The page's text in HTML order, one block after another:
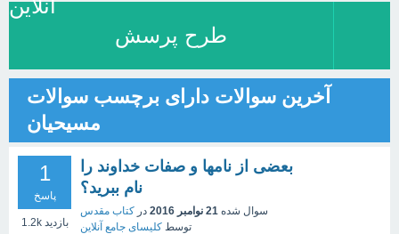
طرح پرسش
آخرین سوالات دارای برچسب سوالات
مسیحیان
1
پاسخ
1.2k بازدید
بعضی از نامها و صفات خداوند را
نام ببرید؟
سوال شده 21 نوامبر 2016 در کتاب مقدس
توسط کلیسای جامع آنلاین